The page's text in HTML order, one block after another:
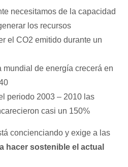
necesitamos de la capacidad
los recursos
el CO2 emitido durante un
mundial de energía crecerá en
periodo 2003 – 2010 las
casi un 150%
concienciando y exige a las
hacer sostenible el actual